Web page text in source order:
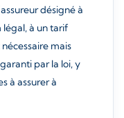
désigné à
à un tarif
mais
par la loi, y
à assurer à